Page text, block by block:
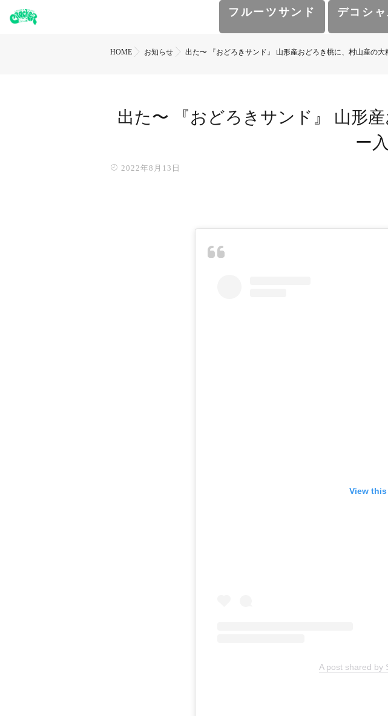
フルーツサンド デコシ
HOME お知らせ 出た〜 『おどろきサンド️』 山形産おどろき桃に、村山産の
出た〜 『おどろきサンド️』 山形
ー
2022年8月13日
View
A post shared by